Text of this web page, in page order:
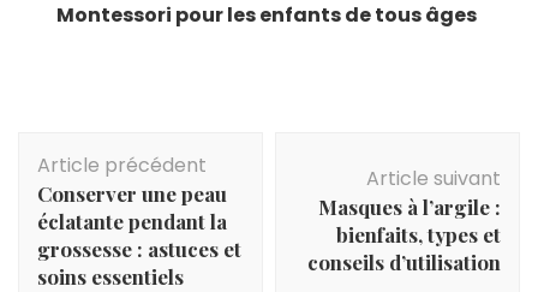
Montessori pour les enfants de tous âges
d'article
Article précédent
Conserver une peau
éclatante pendant la
grossesse : astuces et
soins essentiels
Article suivant
Masques à l’argile :
bienfaits, types et
conseils d’utilisation